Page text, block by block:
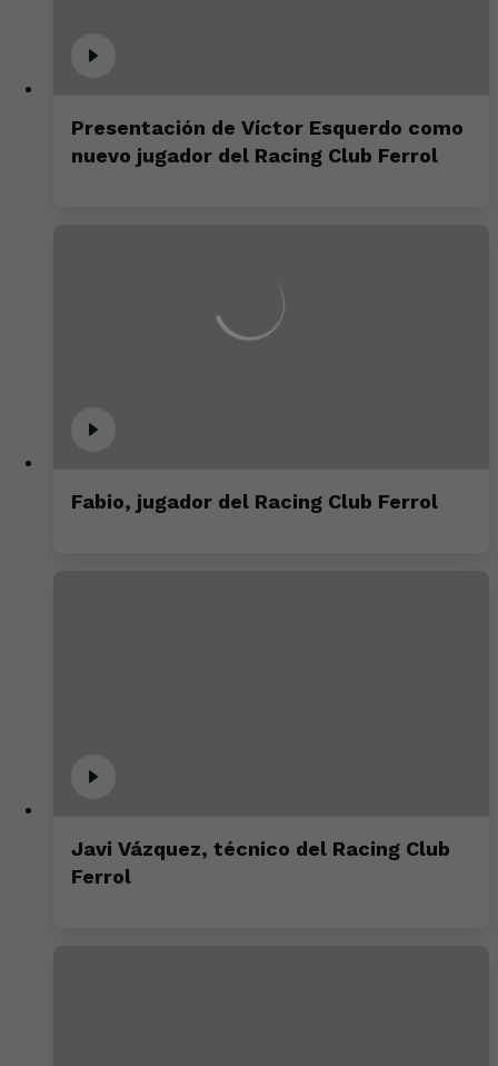
Presentación de Víctor Esquerdo como
nuevo jugador del Racing Club Ferrol
Fabio, jugador del Racing Club Ferrol
Javi Vázquez, técnico del Racing Club
Ferrol